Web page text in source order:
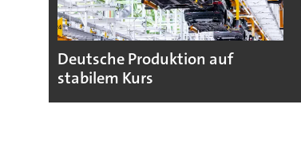
Deutsche Produktion auf
stabilem Kurs